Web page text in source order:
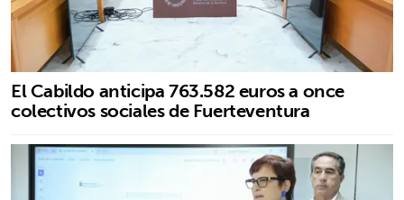
El Cabildo anticipa 763.582 euros a once
colectivos sociales de Fuerteventura